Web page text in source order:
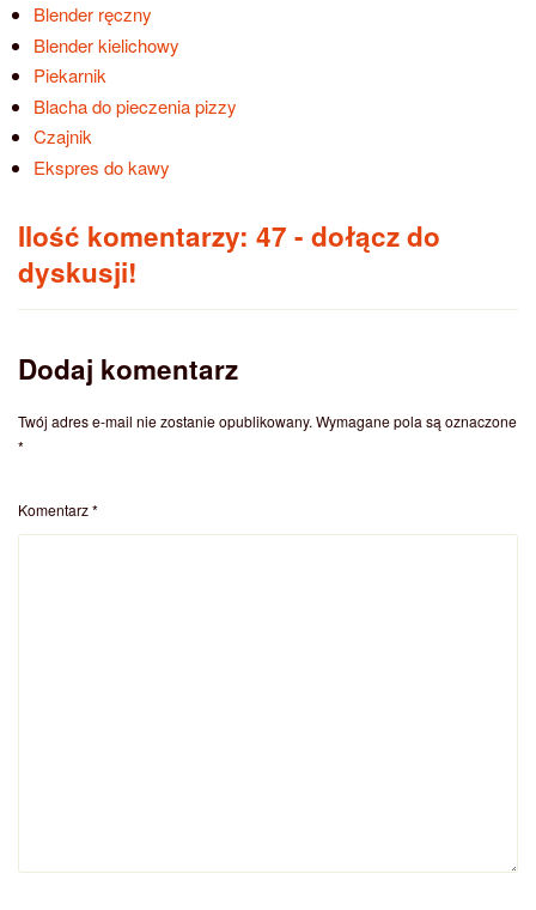
Blender ręczny
Blender kielichowy
Piekarnik
Blacha do pieczenia pizzy
Czajnik
Ekspres do kawy
Ilość komentarzy: 47 - dołącz do
dyskusji!
Dodaj komentarz
Twój adres e-mail nie zostanie opublikowany. Wymagane pola są oznaczone
*
Komentarz*